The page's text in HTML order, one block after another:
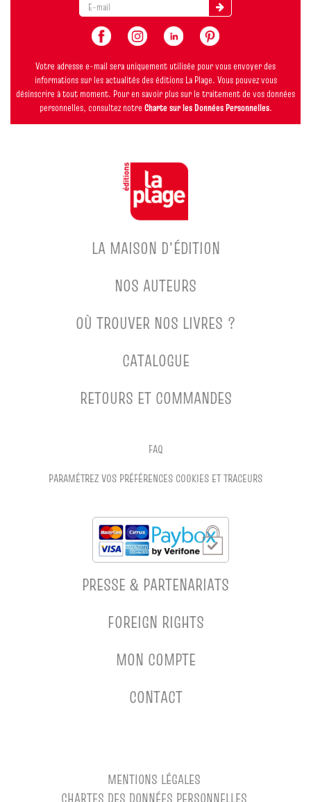
Votre adresse e-mail sera uniquement utilisée pour vous envoyer des
informations sur les actualités des éditions La Plage. Vous pouvez vous
désinscrire à tout moment. Pour en savoir plus sur le traitement de vos données
personnelles, consultez notre Charte sur les Données Personnelles.
LA MAISON D'ÉDITION
NOS AUTEURS
OÙ TROUVER NOS LIVRES ?
CATALOGUE
RETOURS ET COMMANDES
FAQ
PARAMÉTREZ VOS PRÉFÉRENCES COOKIES ET TRACEURS
PRESSE & PARTENARIATS
FOREIGN RIGHTS
MON COMPTE
CONTACT
MENTIONS LÉGALES
CHARTES DES DONNÉES PERSONNELLES